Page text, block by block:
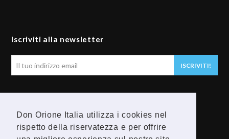
Don Orione Italia utilizza i cookies nel
rispetto della riservatezza e per offrire
Iscriviti alla newsletter
ISCRIVITI!
F Y